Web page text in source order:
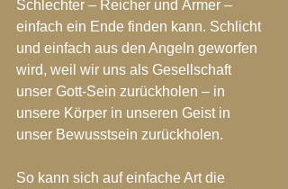
Schlechter – Reicher und Ärmer –
einfach ein Ende finden kann. Schlicht
und einfach aus den Angeln geworfen
wird, weil wir uns als Gesellschaft
unser Gott-Sein zurückholen – in
unsere Körper in unseren Geist in
unser Bewusstsein zurückholen.
So kann sich auf einfache Art die